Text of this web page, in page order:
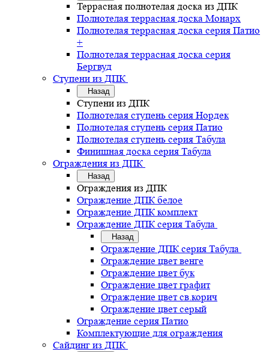
Террасная полнотелая доска из ДПК
Полнотелая террасная доска Монарх
Полнотелая террасная доска серия Патио
+
Полнотелая террасная доска серия
Бергвуд
Ступени из ДПК
Назад
Ступени из ДПК
Полнотелая ступень серия Нордек
Полнотелая ступень серия Патио
Полнотелая ступень серия Табула
Финишная доска серия Табула
Ограждения из ДПК
Назад
Ограждения из ДПК
Ограждение ДПК белое
Ограждение ДПК комплект
Ограждение ДПК серия Табула
Назад
Ограждение ДПК серия Табула
Ограждение цвет венге
Ограждение цвет бук
Ограждение цвет графит
Ограждение цвет св.корич
Ограждение цвет серый
Ограждение серия Патио
Комплектующие для ограждения
Сайдинг из ДПК